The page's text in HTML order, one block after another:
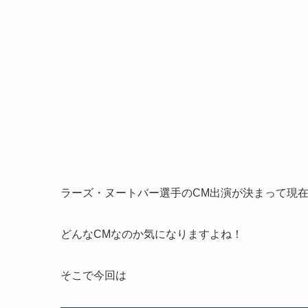
ラーズ・ヌートバー選手のCM出演が決まって現
どんなCMなのか気になりますよね！
そこで今回は